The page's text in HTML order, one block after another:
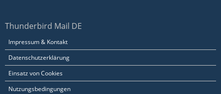
Thunderbird Mail DE
Impressum & Kontakt
Datenschutzerklärung
Einsatz von Cookies
Nutzungsbedingungen